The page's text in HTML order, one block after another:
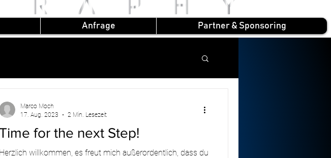
Anfrage Partner & Sponsoring
for the next Step!
Herzlich willkommen, es freut mich außerordentlich, dass du
Marco Moch
17. Aug. 2023
2 Min. Lesezeit